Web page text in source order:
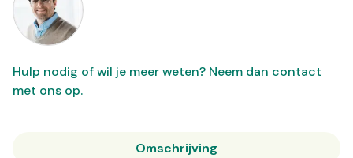
Hulp nodig of wil je meer weten? Neem dan contact
met ons op.
Omschrijving